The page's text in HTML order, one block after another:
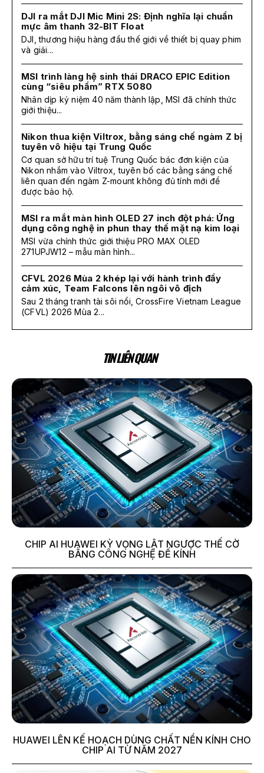
DJI ra mắt DJI Mic Mini 2S: Định nghĩa lại chuẩn
mực âm thanh 32-BIT Float
DJI, thương hiệu hàng đầu thế giới về thiết bị quay phim
và giải...
MSI trình làng hệ sinh thái DRACO EPIC Edition
cùng “siêu phẩm” RTX 5080
Nhân dịp kỷ niệm 40 năm thành lập, MSI đã chính thức
giới thiệu...
Nikon thua kiện Viltrox, bằng sáng chế ngàm Z bị
tuyên vô hiệu tại Trung Quốc
Cơ quan sở hữu trí tuệ Trung Quốc bác đơn kiện của
Nikon nhắm vào Viltrox, tuyên bố các bằng sáng chế
liên quan đến ngàm Z-mount không đủ tính mới để
được bảo hộ.
MSI ra mắt màn hình OLED 27 inch đột phá: Ứng
dụng công nghệ in phun thay thế mặt nạ kim loại
MSI vừa chính thức giới thiệu PRO MAX OLED
271UPJW12 – mẫu màn hình...
CFVL 2026 Mùa 2 khép lại với hành trình đầy
cảm xúc, Team Falcons lên ngôi vô địch
Sau 2 tháng tranh tài sôi nổi, CrossFire Vietnam League
(CFVL) 2026 Mùa 2...
TIN LIÊN QUAN
CHIP AI HUAWEI KỲ VỌNG LẬT NGƯỢC THẾ CỜ
BẰNG CÔNG NGHỆ ĐẾ KÍNH
HUAWEI LÊN KẾ HOẠCH DÙNG CHẤT NỀN KÍNH CHO
CHIP AI TỪ NĂM 2027